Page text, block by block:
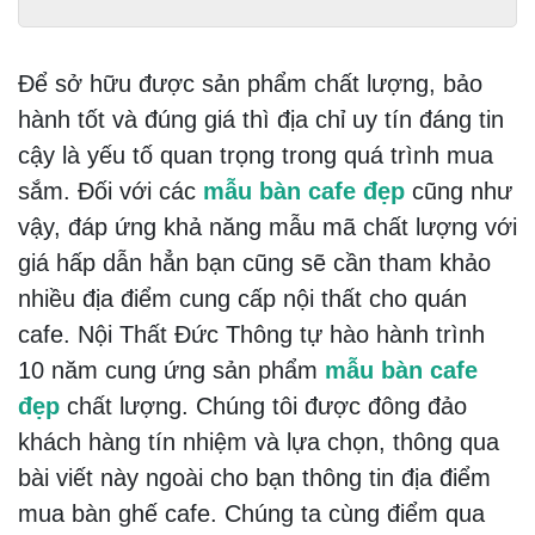
Để sở hữu được sản phẩm chất lượng, bảo
hành tốt và đúng giá thì địa chỉ uy tín đáng tin
cậy là yếu tố quan trọng trong quá trình mua
sắm. Đối với các mẫu bàn cafe đẹp cũng như
vậy, đáp ứng khả năng mẫu mã chất lượng với
giá hấp dẫn hẳn bạn cũng sẽ cần tham khảo
nhiều địa điểm cung cấp nội thất cho quán
cafe. Nội Thất Đức Thông tự hào hành trình
10 năm cung ứng sản phẩm mẫu bàn cafe
đẹp chất lượng. Chúng tôi được đông đảo
khách hàng tín nhiệm và lựa chọn, thông qua
bài viết này ngoài cho bạn thông tin địa điểm
mua bàn ghế cafe. Chúng ta cùng điểm qua